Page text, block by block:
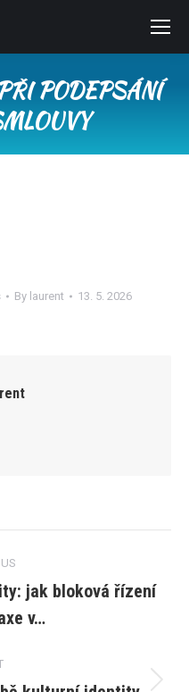
PODEPSÁNÍ
By laurent 13. 5. 2026
jak bloková řízení
v…